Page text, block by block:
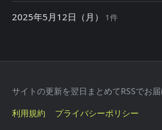
2025年5月12日（月） 1件
サイトの更新を翌日まとめてRSSでお
利用規約
プライバシーポリシー